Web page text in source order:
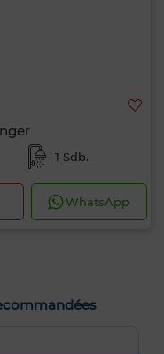
1 Sdb.
WhatsApp